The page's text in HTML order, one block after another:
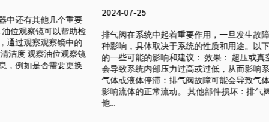
排气阀在系统中起着重要作用，一旦发生故障，可能会对系统造成多
种影响，具体取决于系统的性质和用途。以下是预防和应对这种情况
的一些可能的影响和建议： 效果： 超压或真空状况：排气阀故障可能
会导致系统内部压力过高或过低，从而影响系统的正常运行和安全。
气体或液体停滞：排气阀故障可能会导致气体或液体在系统中停滞，
影响流体的正常流动。 其他部件损坏：排气阀故障可能会导致系统其